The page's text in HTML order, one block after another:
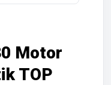
Motor
TOP